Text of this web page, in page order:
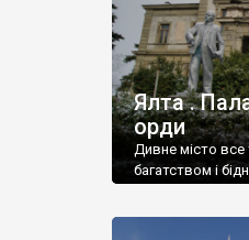
Ялта .
орди
Дивне місто все
багатством і